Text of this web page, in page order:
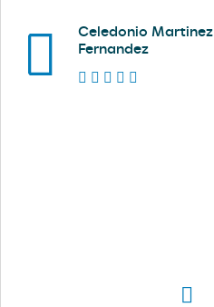
Celedonio Martinez
Fernandez